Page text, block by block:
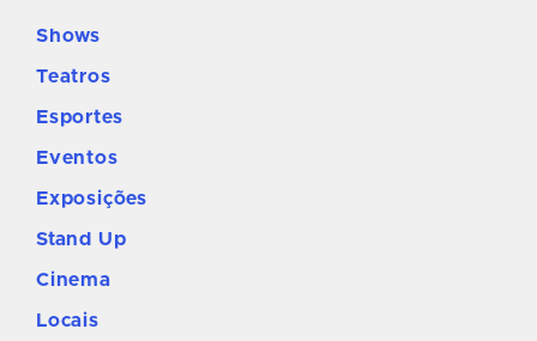
Shows
Teatros
Esportes
Eventos
Exposições
Stand Up
Cinema
Locais